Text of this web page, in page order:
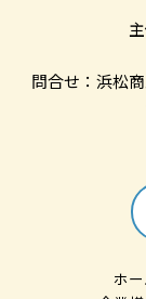
問合せ：浜松
ホ